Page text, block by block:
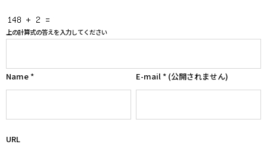
上の計算式の答えを入力してください
Name* E-mail* (公開されません)
URL